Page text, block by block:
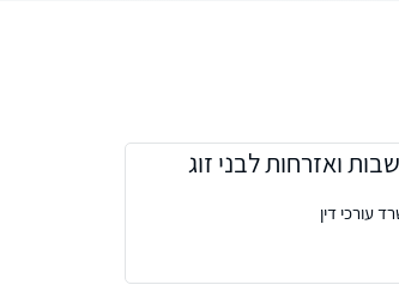
ואזרחות לבני זוג
עורכי דין